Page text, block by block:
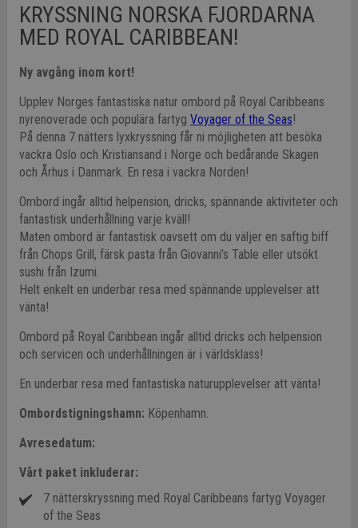
KRYSSNING NORSKA FJORDARNA
MED ROYAL CARIBBEAN!
Ny avgång inom kort!
Upplev Norges fantastiska natur ombord på Royal Caribbeans
nyrenoverade och populära fartyg Voyager of the Seas!
På denna 7 nätters lyxkryssning får ni möjligheten att besöka
vackra Oslo och Kristiansand i Norge och bedårande Skagen
och Århus i Danmark. En resa i vackra Norden!
Ombord ingår alltid helpension, dricks, spännande aktiviteter och
fantastisk underhållning varje kväll!
Maten ombord är fantastisk oavsett om du väljer en saftig biff
från Chops Grill, färsk pasta från Giovanni’s Table eller utsökt
sushi från Izumi.
Helt enkelt en underbar resa med spännande upplevelser att
vänta!
Ombord på Royal Caribbean ingår alltid dricks och helpension
och servicen och underhållningen är i världsklass!
En underbar resa med fantastiska naturupplevelser att vänta!
Ombordstigningshamn: Köpenhamn.
Avresedatum:
Vårt paket inkluderar:
7 nätterskryssning med Royal Caribbeans fartyg Voyager
of the Seas